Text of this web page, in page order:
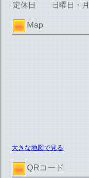
定休日
日曜日・
Map
大きな地図で見る
QRコード